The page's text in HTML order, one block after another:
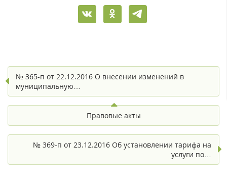
№ 365-п от 22.12.2016 О внесении изменений в
муниципальную…
Правовые акты
№ 369-п от 23.12.2016 Об установлении тарифа на
услуги по…